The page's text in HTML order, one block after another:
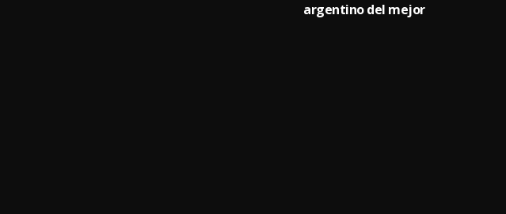
argentino del mejor